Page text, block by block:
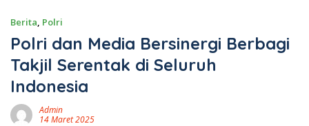
Berita, Polri
Polri dan Media Bersinergi Berbagi
Takjil Serentak di Seluruh
Indonesia
Admin
14 Maret 2025